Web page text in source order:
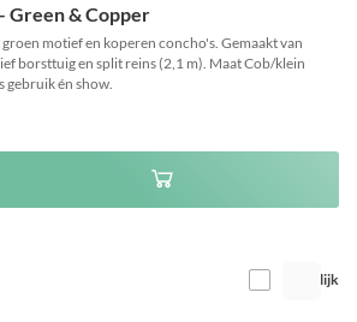
Green & Copper
motief en koperen concho's. Gemaakt van
borsttuig en split reins (2,1 m). Maat Cob/klein
gebruik én show.
Vergelijk